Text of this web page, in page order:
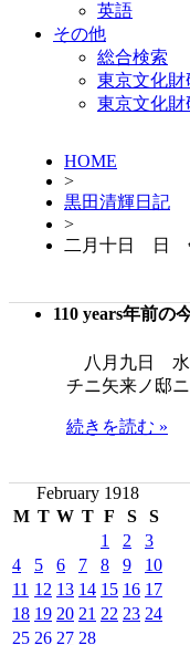
英語
その他
総合検索
東京文化財
東京文化財
HOME
>
黒田清輝日記
>
二月十日 日
110 years年前の
八月九日 水
チニ矢来ノ邸
続きを読む »
February 1918
M T W T F S S
1 2
3
4
5 6 7 8 9
10
11 12 13 14 15 16 17
18 19 20 21 22 23 24
25 26 27 28